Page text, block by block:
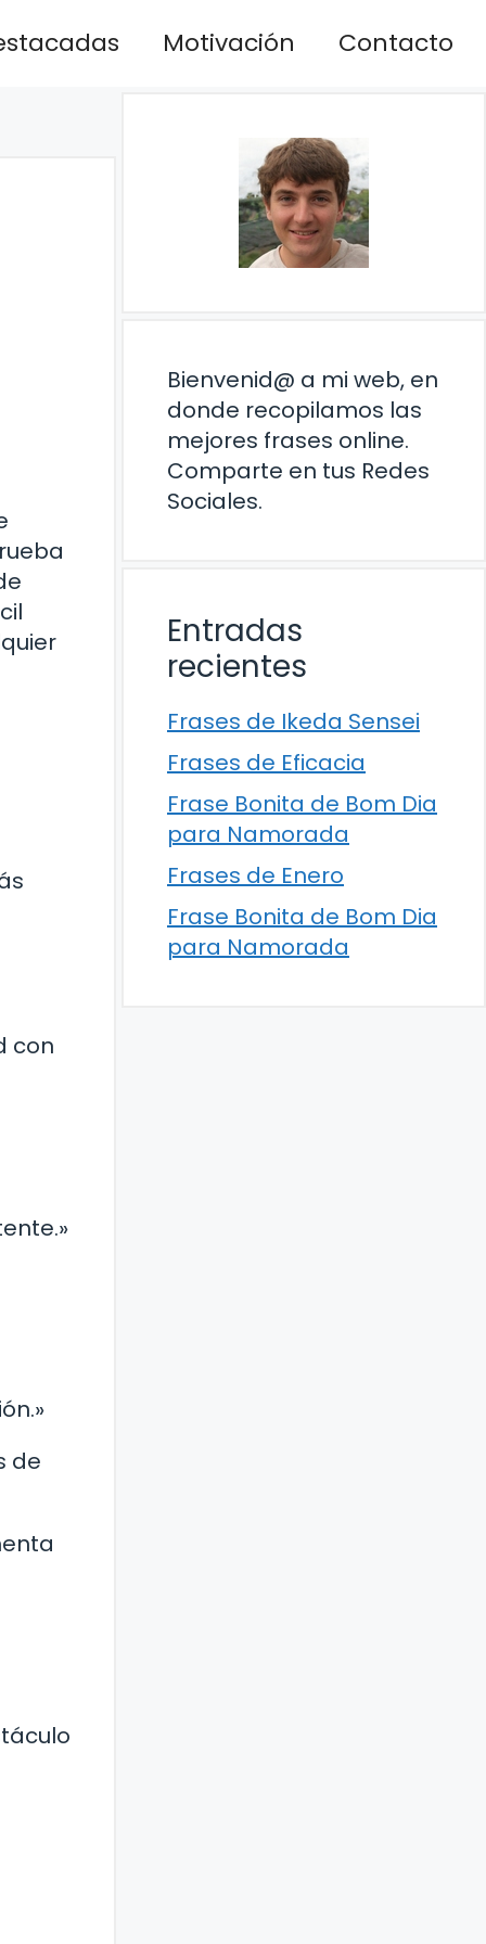
Motivación Contacto
con
de
Bienvenid@ a mi web, en
donde recopilamos las
mejores frases online.
Comparte en tus Redes
Sociales.
Entradas
recientes
Frases de Ikeda Sensei
Frases de Eficacia
Frase Bonita de Bom Dia
para Namorada
Frases de Enero
Frase Bonita de Bom Dia
para Namorada